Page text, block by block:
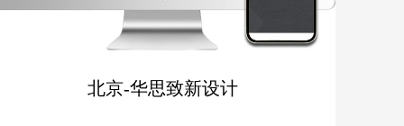
北京-华思致新设计